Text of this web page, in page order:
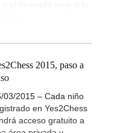
el deseado viaje a la
2015, paso a
03/2015 – Cada niño
en Yes2Chess
acceso gratuito a